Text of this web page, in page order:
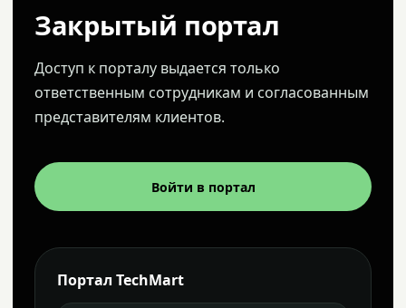
Закрытый портал
Доступ к порталу выдается только
ответственным сотрудникам и согласованным
представителям клиентов.
Войти в портал
Портал TechMart